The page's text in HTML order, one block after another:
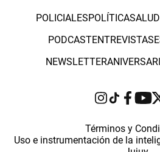
POLICIALESPOLÍTICASALUD
PODCASTENTREVISTAS
NEWSLETTER
Términos y
Uso e instrumentación de la